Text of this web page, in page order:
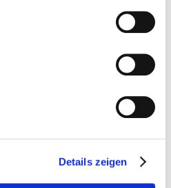
Details zeigen
E123 mehr über Eversolo